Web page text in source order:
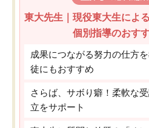
東大先生｜現役東大生によ
個別指導のおす
成果につながる努力の仕方
徒にもおすすめ
さらば、サボり癖！柔軟な
立をサポート